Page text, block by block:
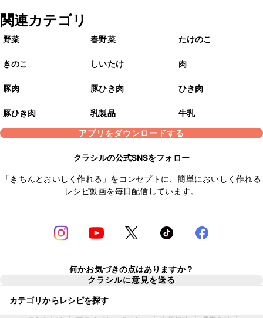
関連カテゴリ
野菜 春野菜 たけのこ
きのこ しいたけ 肉
豚肉 豚ひき肉 ひき肉
豚ひき肉 乳製品
牛乳
アプリをダウンロードする
クラシルの公式SNSをフォロー
「きちんとおいしく作れる」をコンセプトに、簡単においしく作れる
レシピ動画を毎日配信しています。
何かお気づきの点はありますか？
クラシルに意見を送る
カテゴリからレシピを探す